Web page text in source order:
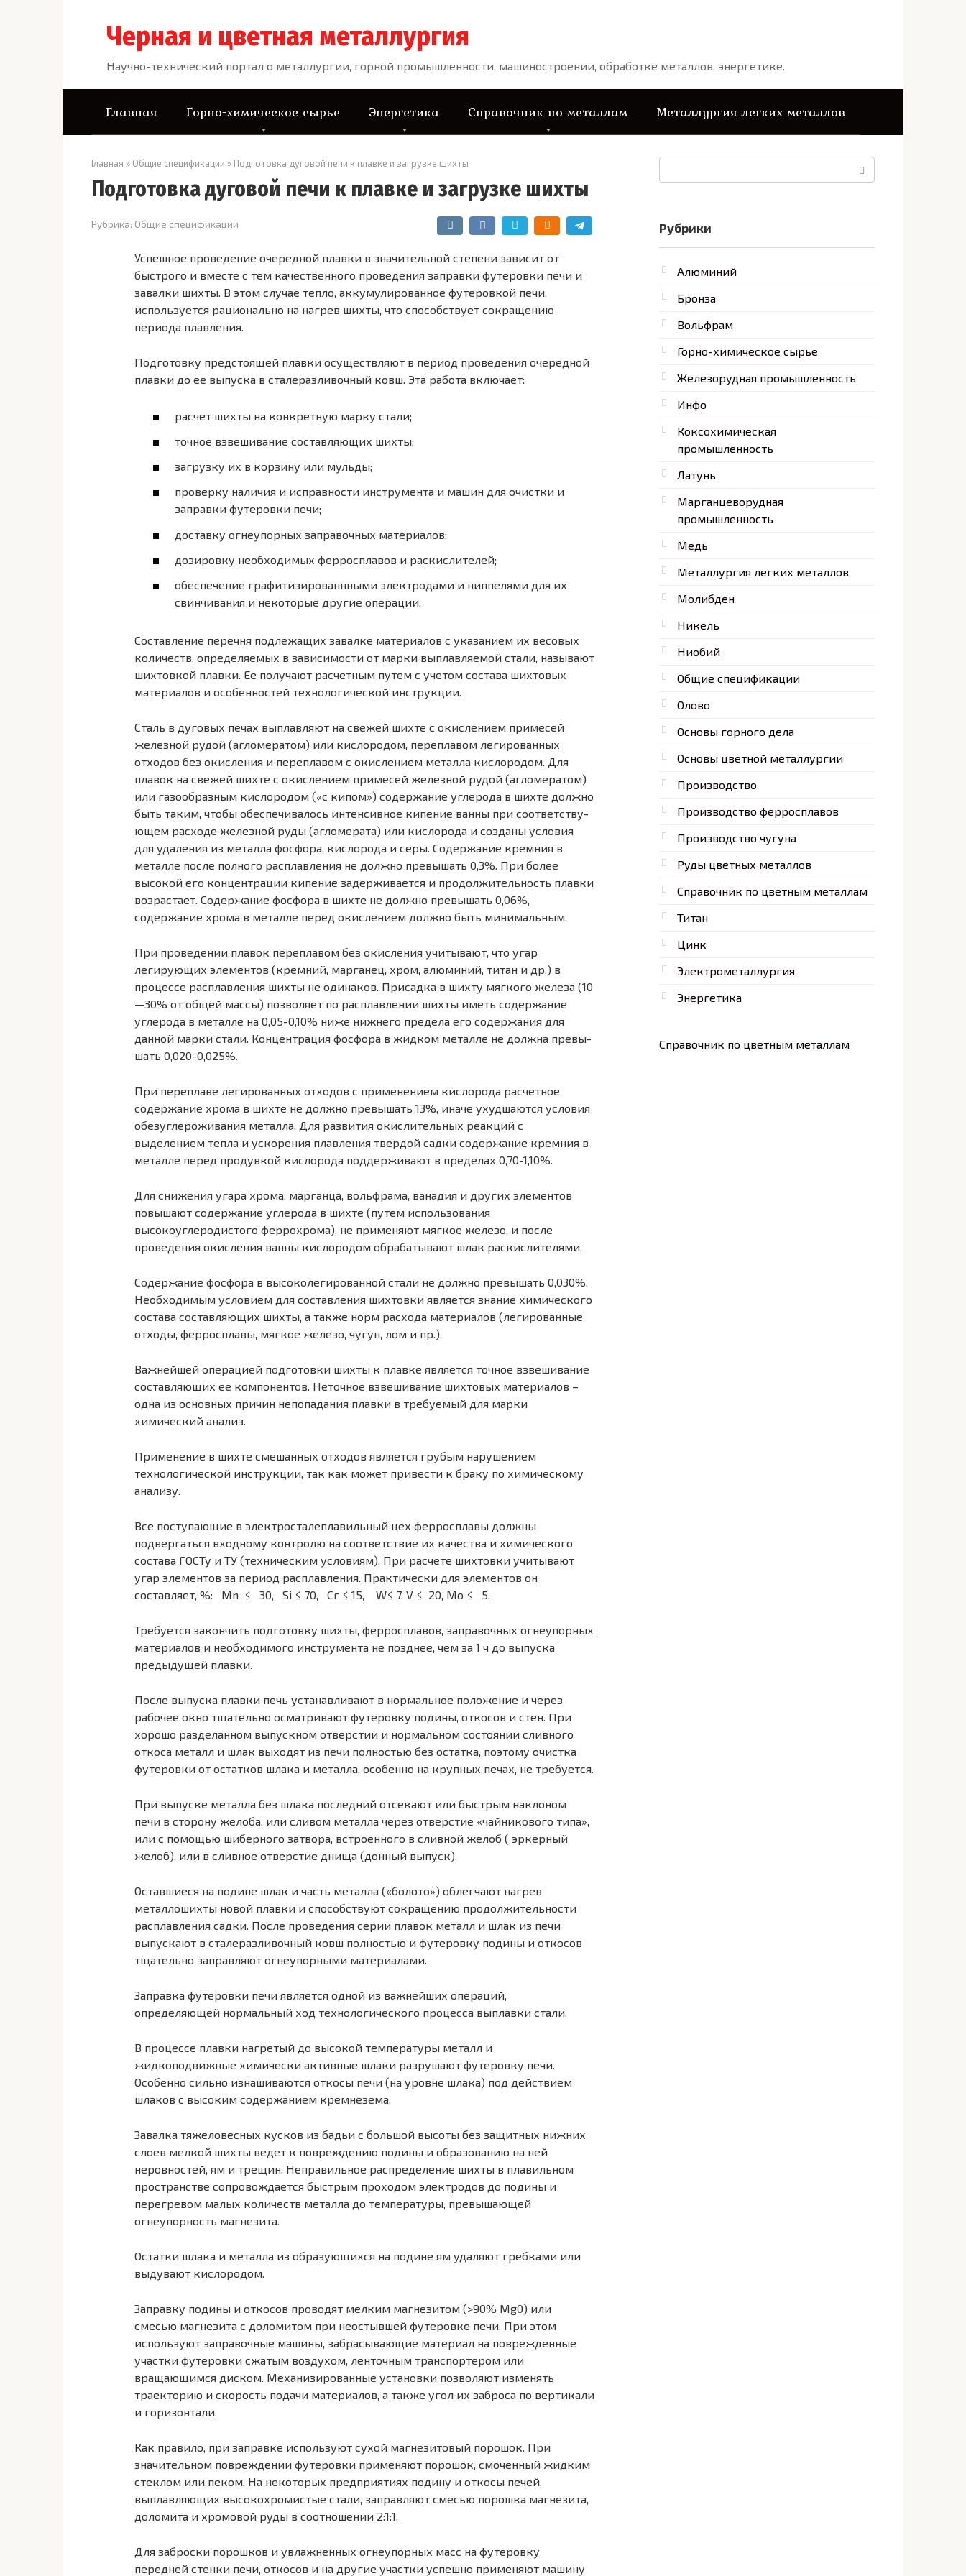
Черная и цветная металлургия
Научно-технический портал о металлургии, горной промышленности, машиностроении, обработке металлов, энергетике.
Главная Горно-химическое сырье Энергетика Справочник по металлам Металлургия легких металлов
Главная » Общие спецификации » Подготовка дуговой печи к плавке и загрузке шихты
Подготовка дуговой печи к плавке и загрузке шихты
Рубрика: Общие спецификации
Успешное проведение очередной плавки в значительной степени зависит от
быстрого и вместе с тем качественного проведения за­правки футеровки печи и
завалки шихты. В этом случае тепло, акку­мулированное футеровкой печи,
используется рационально на на­грев шихты, что способствует сокращению
периода плавления.
Подготовку предстоящей плавки осуществляют в период проведе­ния очередной
плавки до ее выпуска в сталеразливочный ковш. Эта работа включает:
расчет шихты на конкретную марку стали;
точ­ное взвешивание составляющих шихты;
загрузку их в корзину или мульды;
проверку наличия и исправности инструмента и машин для очистки и
заправки футеровки печи;
доставку огнеупорных за­правочных материалов;
дозировку необходимых ферросплавов и раскислителей;
обеспечение графитизированнными электродами и ниппелями для их
свинчивания и некоторые другие операции.
Составление перечня подлежащих завалке материалов с указани­ем их весовых
количеств, определяемых в зависимости от марки вы­плавляемой стали, называют
шихтовкой плавки. Ее получают расчет­ным путем с учетом состава шихтовых
материалов и особенностей технологической инструкции.
Сталь в дуговых печах выплавляют на свежей шихте с окислением примесей
железной рудой (агломератом) или кислородом, перепла­вом легированных
отходов без окисления и переплавом с окислени­ем металла кислородом. Для
плавок на свежей шихте с окислением примесей железной рудой (агломератом)
или газообразным кислоро­дом («с кипом») содержание углерода в шихте должно
быть таким, чтобы обеспечивалось интенсивное кипение ванны при соответству­
ющем расходе железной руды (агломерата) или кислорода и созданы условия
для удаления из металла фосфора, кислорода и серы. Содер­жание кремния в
металле после полного расплавления не должно превышать 0,3%. При более
высокой его концентрации кипение за­держивается и продолжительность плавки
возрастает. Содержание фосфора в шихте не должно превышать 0,06%,
содержание хрома в металле перед окислением должно быть минимальным.
При проведении плавок переплавом без окисления учитывают, что угар
легирующих элементов (кремний, марганец, хром, алюми­ний, титан и др.) в
процессе расплавления шихты не одинаков. При­садка в шихту мягкого железа (10
—30% от общей массы) позволяет по расплавлении шихты иметь содержание
углерода в металле на 0,05-0,10% ниже нижнего предела его содержания для
данной марки стали. Концентрация фосфора в жидком металле не должна превы­
шать 0,020-0,025%.
При переплаве легированных отходов с применением кислорода расчетное
содержание хрома в шихте не должно превышать 13%, иначе ухудшаются условия
обезуглероживания металла. Для разви­тия окислительных реакций с
выделением тепла и ускорения плавле­ния твердой садки содержание кремния в
металле перед продувкой кислорода поддерживают в пределах 0,70-1,10%.
Для снижения угара хрома, марганца, вольфрама, ванадия и дру­гих элементов
повышают содержание углерода в шихте (путем ис­пользования
высокоуглеродистого феррохрома), не применяют мяг­кое железо, и после
проведения окисления ванны кислородом обра­батывают шлак раскислителями.
Содержание фосфора в высоколегированной стали не должно превышать 0,030%.
Необходимым условием для составления ших­товки является знание химического
состава составляющих шихты, а также норм расхода материалов (легированные
отходы, ферроспла­вы, мягкое железо, чугун, лом и пр.).
Важнейшей операцией подготовки шихты к плавке является точ­ное взвешивание
составляющих ее компонентов. Неточное взвеши­вание шихтовых материалов –
одна из основных причин непопада­ния плавки в требуемый для марки
химический анализ.
Применение в шихте смешанных отходов является грубым нару­шением
технологической инструкции, так как может привести к бра­ку по химическому
анализу.
Все поступающие в электросталеплавильный цех ферросплавы должны
подвергаться входному контролю на соответствие их качест­ва и химического
состава ГОСТу и ТУ (техническим условиям). При расчете шихтовки учитывают
угар элементов за период расплавле­ния. Практически для элементов он
составляет, %: Мn ≤ 30, Si ≤ 70, Сг ≤ 15, W≤ 7, V ≤ 20, Мо ≤ 5.
Требуется закончить подготовку шихты, ферросплавов, заправоч­ных огнеупорных
материалов и необходимого инструмента не позд­нее, чем за 1 ч до выпуска
предыдущей плавки.
После выпуска плавки печь устанавливают в нормальное положе­ние и через
рабочее окно тщательно осматривают футеровку подины, откосов и стен. При
хорошо разделанном выпускном отверстии и нормальном состоянии сливного
откоса металл и шлак выходят из печи полностью без остатка, поэтому очистка
футеровки от остатков шлака и металла, особенно на крупных печах, не требуется.
При выпуске металла без шлака последний отсекают или быст­рым наклоном
печи в сторону желоба, или сливом металла через от­верстие «чайникового типа»,
или с помощью шиберного затвора, встроенного в сливной желоб ( эркерный
желоб), или в сливное от­верстие днища (донный выпуск).
Оставшиеся на подине шлак и часть металла («болото») облегчают нагрев
металлошихты новой плавки и способствуют сокращению продолжительности
расплавления садки. После проведения серии плавок металл и шлак из печи
выпускают в сталеразливочный ковш полностью и футеровку подины и откосов
тщательно заправляют ог­неупорными материалами.
Заправка футеровки печи является одной из важнейших опера­ций,
определяющей нормальный ход технологического процесса вы­плавки стали.
В процессе плавки нагретый до высокой температуры металл и
жидкоподвижные химически активные шлаки разрушают футеровку печи.
Особенно сильно изнашиваются откосы печи (на уровне шла­ка) под действием
шлаков с высоким содержанием кремнезема.
Завалка тяжеловесных кусков из бадьи с большой высоты без за­щитных нижних
слоев мелкой шихты ведет к повреждению подины и образованию на ней
неровностей, ям и трещин. Неправильное рас­пределение шихты в плавильном
пространстве сопровождается быстрым проходом электродов до подины и
перегревом малых коли­честв металла до температуры, превышающей
огнеупорность магнезита.
Остатки шлака и металла из образующихся на подине ям удаляют гребками или
выдувают кислородом.
Заправку подины и откосов проводят мелким магнезитом (>90% Мg0) или
смесью магнезита с доломитом при неостывшей футеровке печи. При этом
используют заправочные машины, забрасывающие мате­риал на поврежденные
участки футеровки сжатым воздухом, ленточ­ным транспортером или
вращающимся диском. Механизированные установки позволяют изменять
траекторию и скорость подачи мате­риалов, а также угол их заброса по вертикали
и горизонтали.
Как правило, при заправке используют сухой магнезитовый поро­шок. При
значительном повреждении футеровки применяют поро­шок, смоченный жидким
стеклом или пеком. На некоторых пред­приятиях подину и откосы печей,
выплавляющих высокохромистые стали, заправляют смесью порошка магнезита,
доломита и хромовой руды в соотношении 2:1:1.
Для заброски порошков и увлажненных огнеупорных масс на фу­теровку
передней стенки печи, откосов и на другие участки успешно применяют машину
Рубрики
Алюминий
Бронза
Вольфрам
Горно-химическое сырье
Железорудная промышленность
Инфо
Коксохимическая
промышленность
Латунь
Марганцеворудная
промышленность
Медь
Металлургия легких металлов
Молибден
Никель
Ниобий
Общие спецификации
Олово
Основы горного дела
Основы цветной металлургии
Производство
Производство ферросплавов
Производство чугуна
Руды цветных металлов
Справочник по цветным металлам
Титан
Цинк
Электрометаллургия
Энергетика
Справочник по цветным металлам